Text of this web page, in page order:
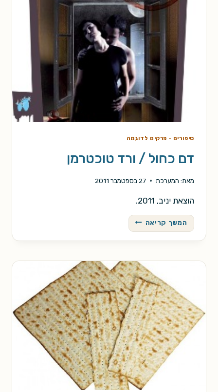
סיפורים · פרקים לדוגמה
דם כחול / ורד טוכטרמן
מאת: המערכת 27 בספטמבר 2011
הוצאת יניב, 2011.
המשך קריאה דם
כחול
/
טוכטרמן